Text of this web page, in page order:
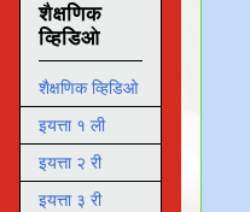
शैक्षणिक
व्हिडिओ
शैक्षणिक व्हिडिओ
इयत्ता १ ली
इयत्ता २ री
इयत्ता ३ री